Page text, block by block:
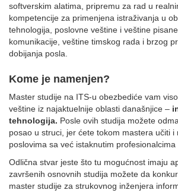
softverskim alatima, pripremu za rad u
kompetencije za primenjena istraživanja u
tehnologija, poslovne veštine i veštine
komunikacije, veštine timskog rada i brzog
dobijanja posla.
Kome je namenjen?
Master studije na ITS-u obezbediće vam
veštine iz najaktuelnije oblasti današnjice –
tehnologija. Posle ovih studija možete
posao u struci, jer ćete tokom mastera učiti i
poslovima sa već istaknutim profesionalcima
Odlična stvar jeste što tu mogućnost imaju
završenih osnovnih studija možete da
master studije za strukovnog inženjera